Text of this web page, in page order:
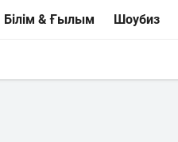
Білім & Ғылым Шоубиз